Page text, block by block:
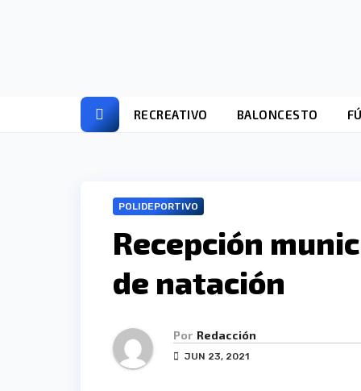
RECREATIVO BALONCESTO
POLIDEPORTIVO
Recepción
de natación
Por Redacción
JUN 23, 2021